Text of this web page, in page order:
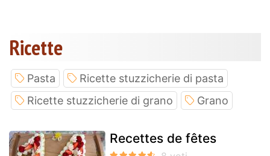
Ricette
Pasta
Ricette stuzzicherie di pasta
Ricette stuzzicherie di grano
Grano
Recettes de fêtes